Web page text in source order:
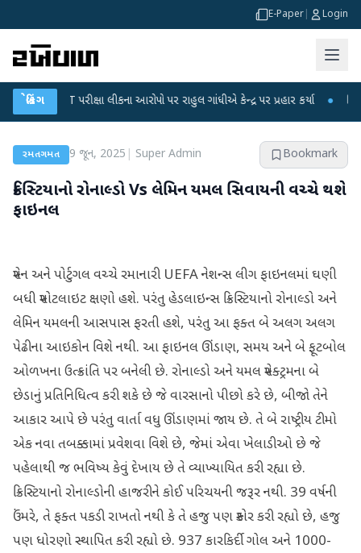
E-Paper Login
બ્રેકિંગ
NET પરીક્ષા લીકના આરોપો પર રાહુલ ગાંધીએ કેન્દ્ર પર પ્રહાર કર્યા ● હિંમતનગરમાં
રમતગમત 9 જૂન, 2025 Super Admin Bookmark
ક્રિસ્ટિયાનો રોનાલ્ડો Vs લેમિન યમલ સિવાયની વચ્ચે થશે
ફાઇનલ
સ્પેન અને પોર્ટુગલ વચ્ચે રમાનારી UEFA નેશન્સ લીગ ફાઇનલમાં ઘણી
બધી સ્પોટલાઇટ ક્ષણો હશે. પરંતુ હેડલાઇન્સ ક્રિસ્ટિયાનો રોનાલ્ડો અને
લેમિન યમલની આસપાસ ફરતી હશે, પરંતુ આ ફક્ત બે અલગ અલગ
પેઢીના આઇકોન વિશે નથી. આ ફાઇનલ ઊંડાણ, સમય અને બે ફૂટબોલ
ઓળખના ઉત્ક્રાંતિ પર બનેલી છે. રોનાલ્ડો અને યમલ સ્પેક્ટ્રમના બે
છેડાનું પ્રતિનિધિત્વ કરી શકે છે જે વારસાનો પીછો કરે છે, બીજો તેને
આકાર આપે છે પરંતુ વાર્તા વધુ ઊંડાણમાં જાય છે. તે બે રાષ્ટ્રીય ટીમો
એક નવા તબક્કામાં પ્રવેશવા વિશે છે, જેમાં એવા ખેલાડીઓ છે જે
પહેલાથી જ ભવિષ્ય કેવું દેખાય છે તે વ્યાખ્યાયિત કરી રહ્યા છે.
ક્રિસ્ટિયાનો રોનાલ્ડોની હાજરીને કોઈ પરિચયની જરૂર નથી. 39 વર્ષની
ઉંમરે, તે ફક્ત પકડી રાખતો નથી કે તે હજુ પણ સ્કોર કરી રહ્યો છે, હજુ
પણ ધોરણો સ્થાપિત કરી રહ્યો છે. 937 કારકિર્દી ગોલ અને 1000-